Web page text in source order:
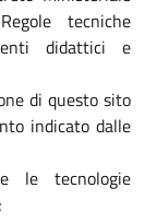
tecniche
didattici e
di questo sito
indicato dalle
le tecnologie